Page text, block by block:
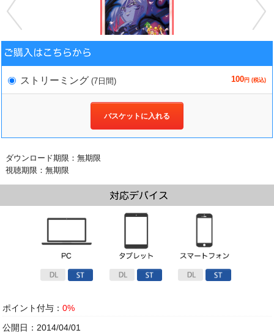
ストリーミング (7日間) 100円 (税込)
バスケットに入れる
ダウンロード期限：無期限
視聴期限：無期限
ポイント付与：0%
公開日：2014/04/01